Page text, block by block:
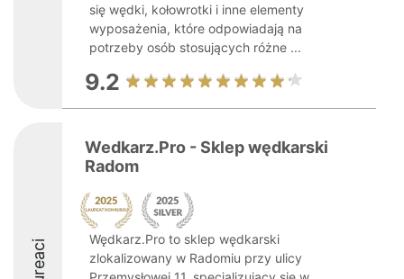
się wędki, kołowrotki i inne elementy
wyposażenia, które odpowiadają na
potrzeby osób stosujących różne ...
9.2
Wedkarz.Pro - Sklep wędkarski
Radom
Wędkarz.Pro to sklep wędkarski
zlokalizowany w Radomiu przy ulicy